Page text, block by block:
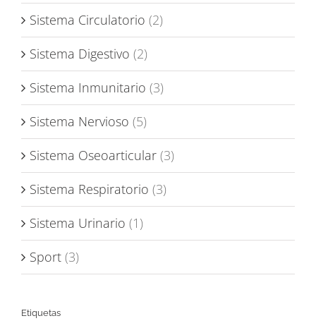
Sistema Circulatorio (2)
Sistema Digestivo (2)
Sistema Inmunitario (3)
Sistema Nervioso (5)
Sistema Oseoarticular (3)
Sistema Respiratorio (3)
Sistema Urinario (1)
Sport (3)
Etiquetas